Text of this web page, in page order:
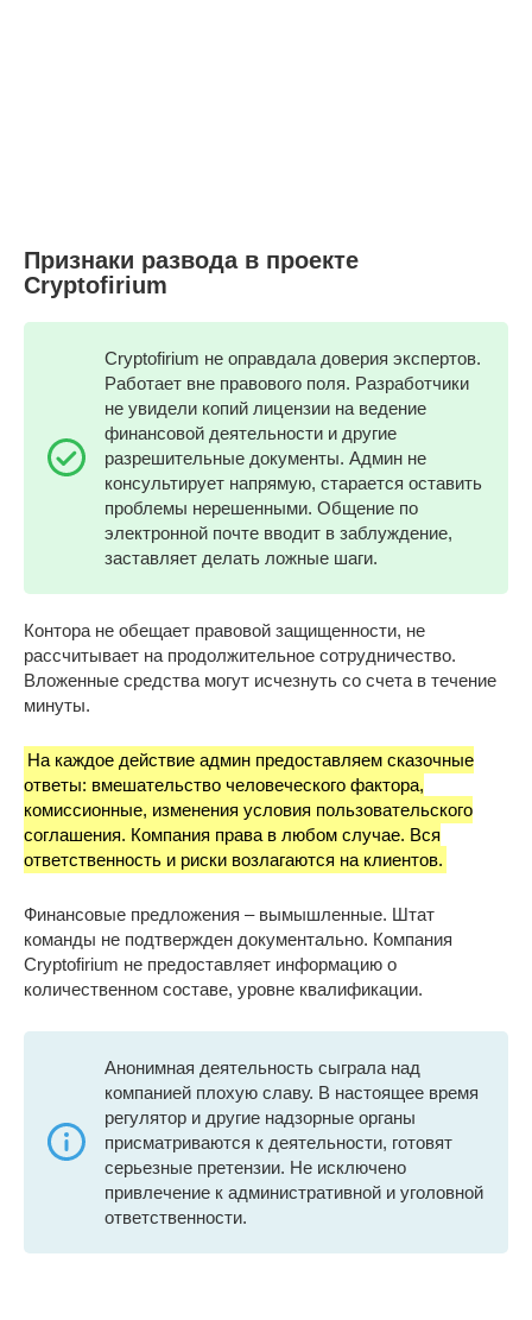
Признаки развода в проекте
Cryptofirium
Cryptofirium не оправдала доверия экспертов.
Работает вне правового поля. Разработчики
не увидели копий лицензии на ведение
финансовой деятельности и другие
разрешительные документы. Админ не
консультирует напрямую, старается оставить
проблемы нерешенными. Общение по
электронной почте вводит в заблуждение,
заставляет делать ложные шаги.
Контора не обещает правовой защищенности, не
рассчитывает на продолжительное сотрудничество.
Вложенные средства могут исчезнуть со счета в течение
минуты.
На каждое действие админ предоставляем сказочные
ответы: вмешательство человеческого фактора,
комиссионные, изменения условия пользовательского
соглашения. Компания права в любом случае. Вся
ответственность и риски возлагаются на клиентов.
Финансовые предложения – вымышленные. Штат
команды не подтвержден документально. Компания
Cryptofirium не предоставляет информацию о
количественном составе, уровне квалификации.
Анонимная деятельность сыграла над
компанией плохую славу. В настоящее время
регулятор и другие надзорные органы
присматриваются к деятельности, готовят
серьезные претензии. Не исключено
привлечение к административной и уголовной
ответственности.